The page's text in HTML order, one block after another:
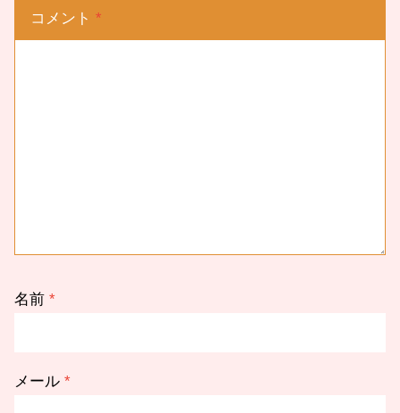
コメント *
名前 *
メール *